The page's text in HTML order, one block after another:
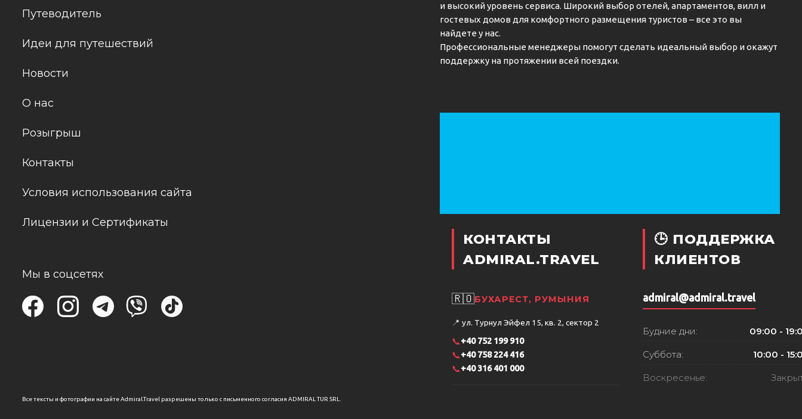
Путеводитель
Идеи для путешествий
Новости
О нас
Розыгрыш
Контакты
Условия использования сайта
Лицензии и Сертификаты
Мы в соцсетях
Все тексты и фотографии на сайте Admiral.Travel разрешены только с письменного согласия ADMIRAL TUR SRL.
и высокий уровень сервиса. Широкий выбор отелей, апартаментов, вилл и
гостевых домов для комфортного размещения туристов – все это вы
найдете у нас.
Профессиональные менеджеры помогут сделать идеальный выбор и окажут
поддержку на протяжении всей поездки.
КОНТАКТЫ
ADMIRAL.TRAVEL
🇷🇴БУХАРЕСТ, РУМЫНИЯ
📍 ул. Турнул Эйфел 15, кв. 2, сектор 2
📞+40 752 199 910
📞+40 758 224 416
📞+40 316 401 000
🕒 ПОДДЕРЖКА
КЛИЕНТОВ
admiral@admiral.travel
Будние дни: 09:00 -
Суббота: 10:00 -
Воскресенье: